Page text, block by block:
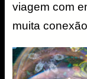
viagem com
muita